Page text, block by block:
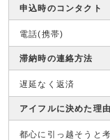
申込時のコンタクト
電話(携帯)
滞納時の連絡方法
遅延なく返済
アイフルに決めた理由
都心に引っ越そうと